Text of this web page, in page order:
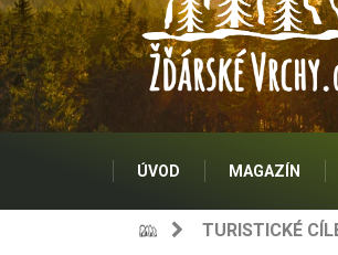
ÚVOD MAGAZÍN
TURISTICKÉ